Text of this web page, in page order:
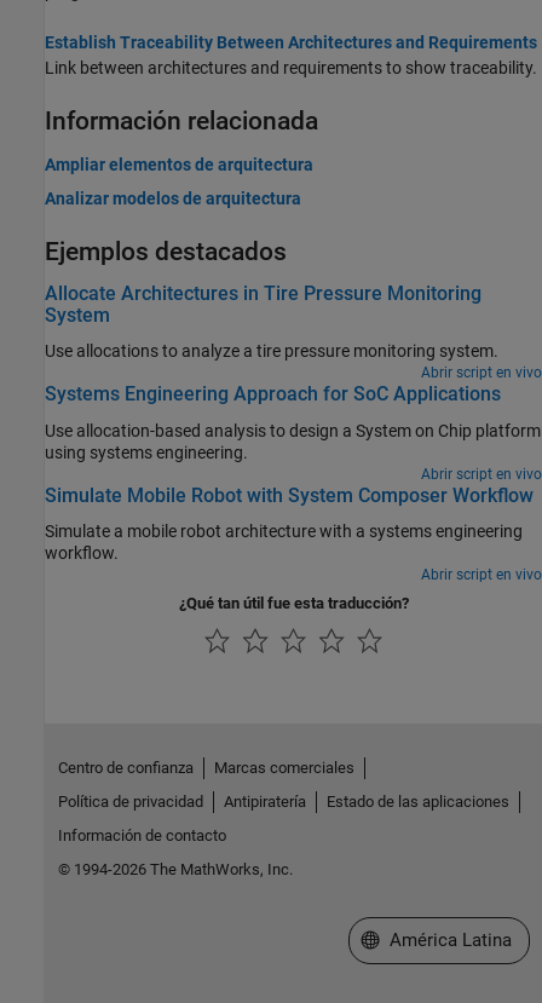
Establish Traceability Between Architectures and Requirements
Link between architectures and requirements to show traceability.
Información relacionada
Ampliar elementos de arquitectura
Analizar modelos de arquitectura
Ejemplos destacados
Allocate Architectures in Tire Pressure Monitoring
System
Use allocations to analyze a tire pressure monitoring system.
Abrir script en vivo
Systems Engineering Approach for SoC Applications
Use allocation-based analysis to design a System on Chip platform
using systems engineering.
Abrir script en vivo
Simulate Mobile Robot with System Composer Workflow
Simulate a mobile robot architecture with a systems engineering
workflow.
Abrir script en vivo
¿Qué tan útil fue esta traducción?
Centro de confianza
Marcas comerciales
Política de privacidad
Antipiratería
Estado de las aplicaciones
Información de contacto
© 1994-2026 The MathWorks, Inc.
Seleccione un país/
América Latina